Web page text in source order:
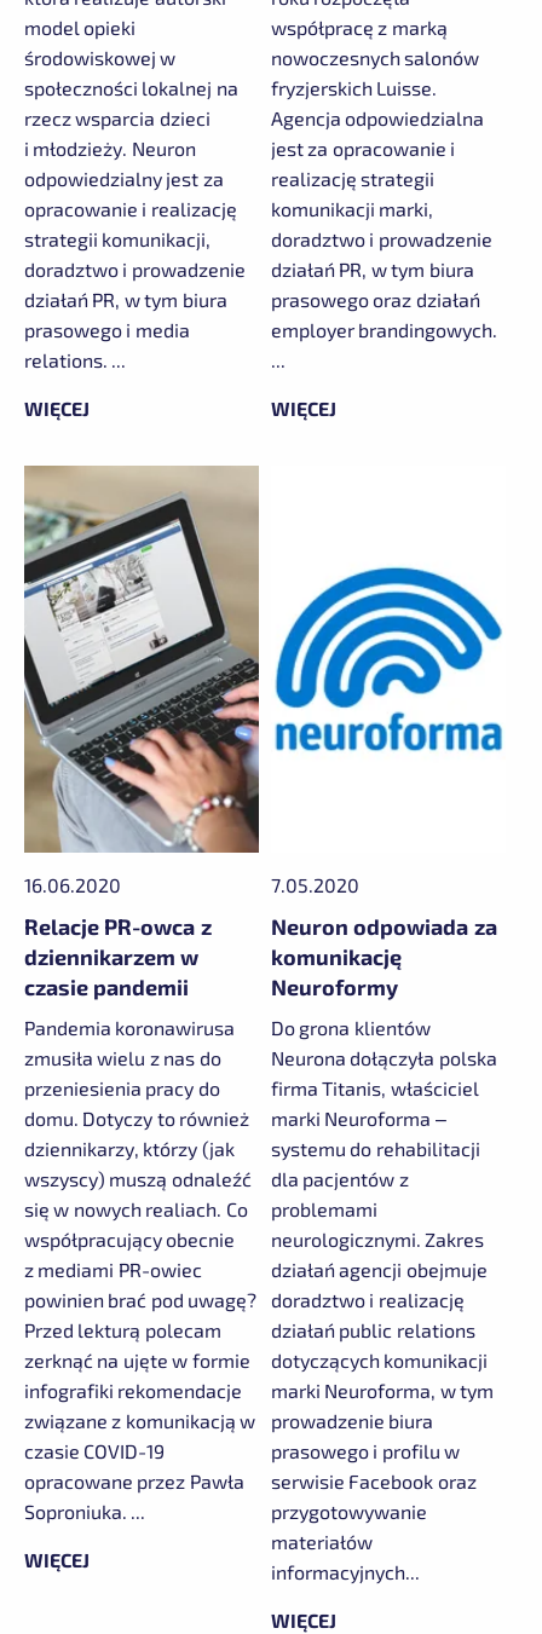
model opieki
środowiskowej w
społeczności lokalnej na
rzecz wsparcia dzieci
i młodzieży. Neuron
odpowiedzialny jest za
opracowanie i realizację
strategii komunikacji,
doradztwo i prowadzenie
działań PR, w tym biura
prasowego i media
relations. ...
WIĘCEJ
współpracę z marką
nowoczesnych salonów
fryzjerskich Luisse.
Agencja odpowiedzialna
jest za opracowanie i
realizację strategii
komunikacji marki,
doradztwo i prowadzenie
działań PR, w tym biura
prasowego oraz działań
employer brandingowych.
...
WIĘCEJ
16.06.2020
Relacje PR-owca z
dziennikarzem w
czasie pandemii
Pandemia koronawirusa
zmusiła wielu z nas do
przeniesienia pracy do
domu. Dotyczy to również
dziennikarzy, którzy (jak
wszyscy) muszą odnaleźć
się w nowych realiach. Co
współpracujący obecnie
z mediami PR-owiec
powinien brać pod uwagę?
Przed lekturą polecam
zerknąć na ujęte w formie
infografiki rekomendacje
związane z komunikacją w
czasie COVID-19
opracowane przez Pawła
Soproniuka. ...
WIĘCEJ
7.05.2020
Neuron odpowiada za
komunikację
Neuroformy
Do grona klientów
Neurona dołączyła polska
firma Titanis, właściciel
marki Neuroforma –
systemu do rehabilitacji
dla pacjentów z
problemami
neurologicznymi. Zakres
działań agencji obejmuje
doradztwo i realizację
działań public relations
dotyczących komunikacji
marki Neuroforma, w tym
prowadzenie biura
prasowego i profilu w
serwisie Facebook oraz
przygotowywanie
materiałów
informacyjnych...
WIĘCEJ